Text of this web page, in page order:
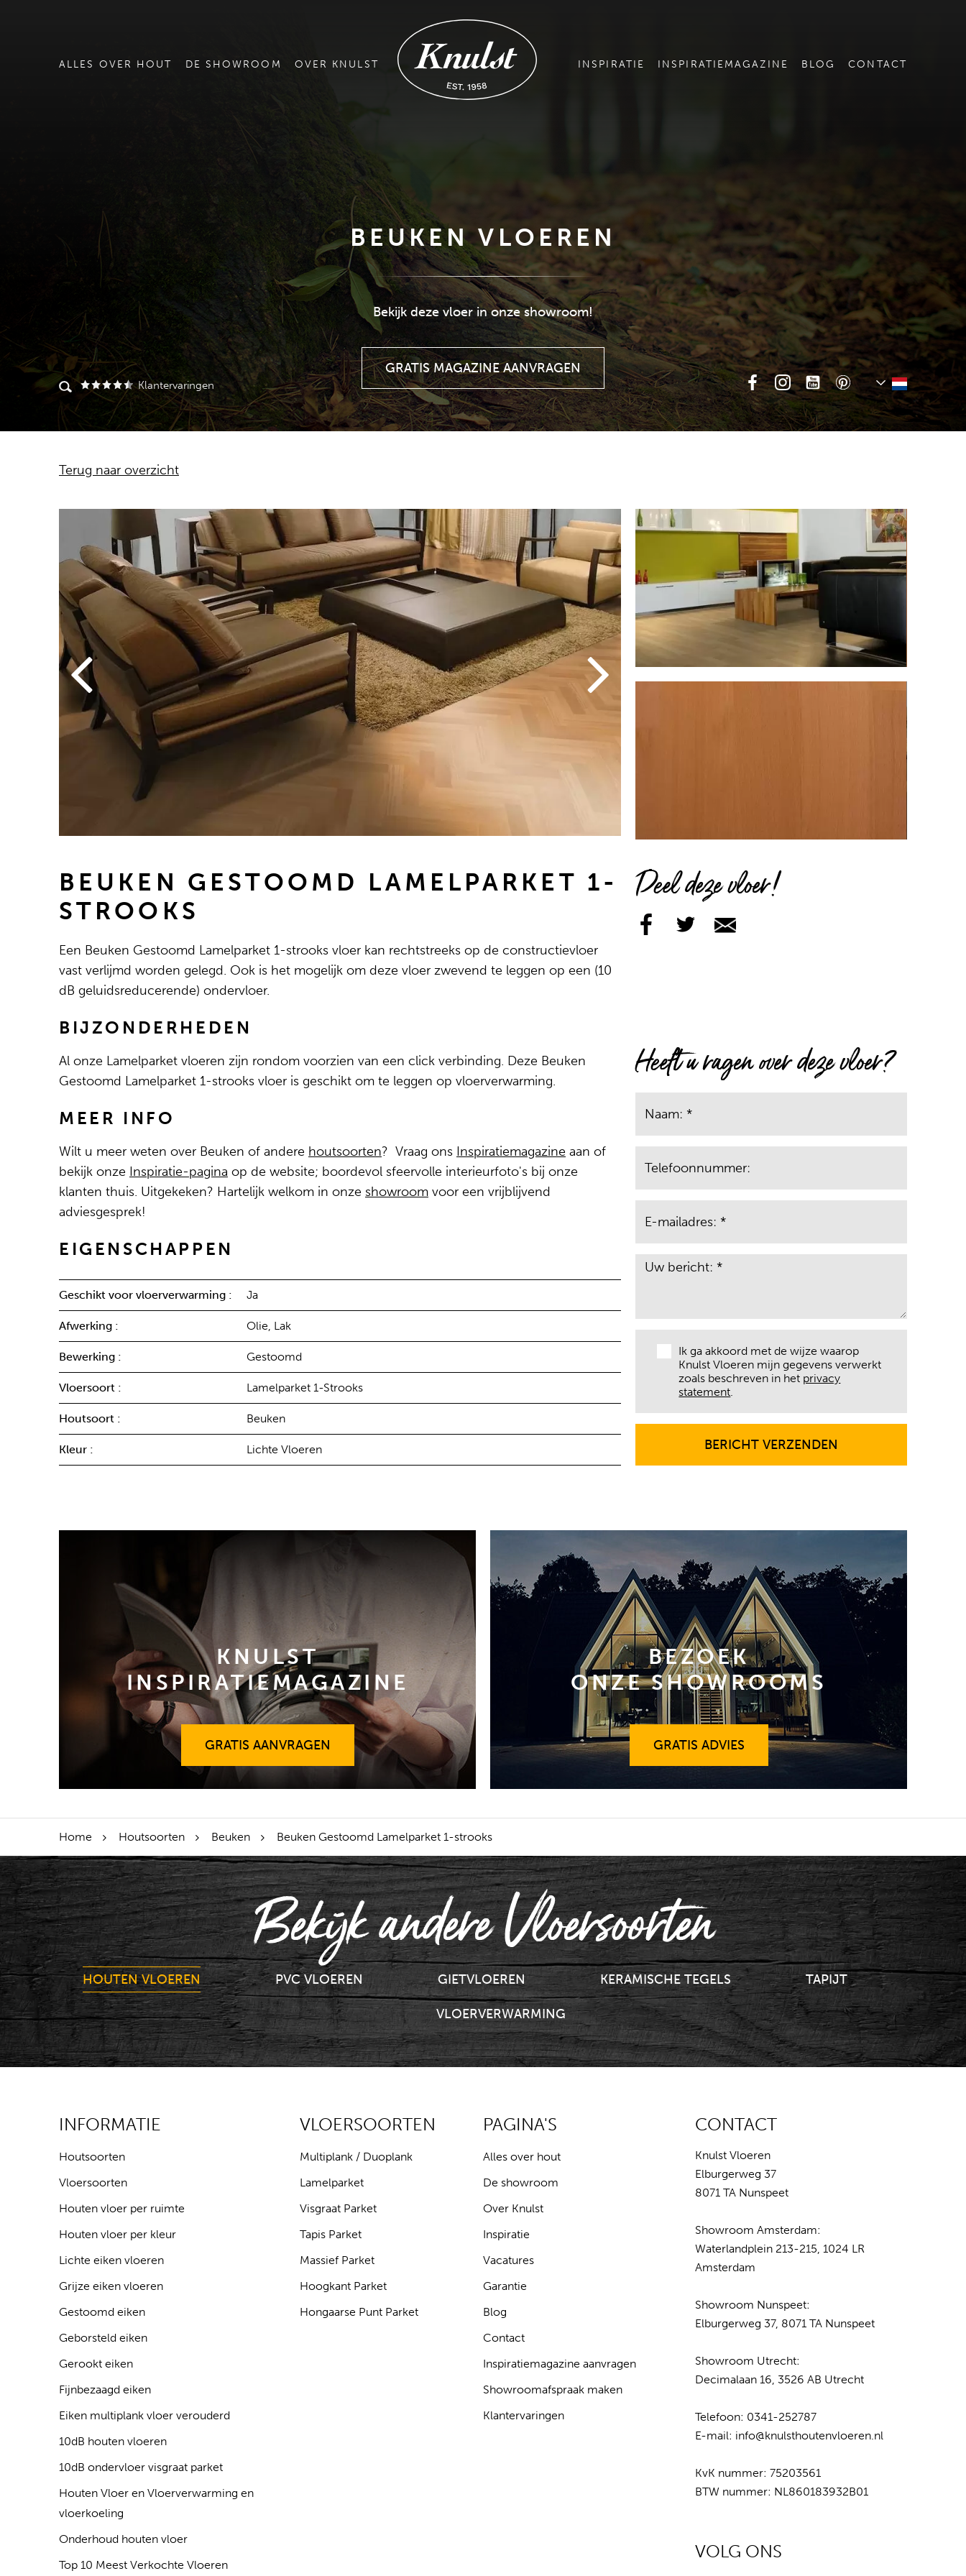
ALLES OVER HOUT DE SHOWROOM OVER KNULST INSPIRATIE INSPIRATIEMAGAZINE BLOG CONTACT
BEUKEN VLOEREN
Bekijk deze vloer in onze showroom!
GRATIS MAGAZINE AANVRAGEN
GRATIS MAGAZINE AANVRAGEN
Klantervaringen
Terug naar overzicht
BEUKEN GESTOOMD LAMELPARKET 1-
STROOKS
Een Beuken Gestoomd Lamelparket 1-strooks vloer kan rechtstreeks op de constructievloer
vast verlijmd worden gelegd. Ook is het mogelijk om deze vloer zwevend te leggen op een (10
dB geluidsreducerende) ondervloer.
BIJZONDERHEDEN
Al onze Lamelparket vloeren zijn rondom voorzien van een click verbinding. Deze Beuken
Gestoomd Lamelparket 1-strooks vloer is geschikt om te leggen op vloerverwarming.
MEER INFO
Wilt u meer weten over Beuken of andere houtsoorten? Vraag ons Inspiratiemagazine aan of
bekijk onze Inspiratie-pagina op de website; boordevol sfeervolle interieurfoto's bij onze
klanten thuis. Uitgekeken? Hartelijk welkom in onze showroom voor een vrijblijvend
adviesgesprek!
EIGENSCHAPPEN
Geschikt voor vloerverwarming : Ja
Afwerking : Olie, Lak
Bewerking : Gestoomd
Vloersoort : Lamelparket 1-Strooks
Houtsoort : Beuken
Kleur : Lichte Vloeren
Deel deze vloer!
Heeft u ragen over deze vloer?
Ik ga akkoord met de wijze waarop
Knulst Vloeren mijn gegevens verwerkt
zoals beschreven in het privacy
statement.
BERICHT VERZENDEN
BERICHT VERZENDEN
KNULST
INSPIRATIEMAGAZINE
GRATIS AANVRAGEN
GRATIS AANVRAGEN
BEZOEK
ONZE SHOWROOMS
GRATIS ADVIES
GRATIS ADVIES
Home Houtsoorten Beuken Beuken Gestoomd Lamelparket 1-strooks
Bekijk andere Vloersoorten
HOUTEN VLOEREN PVC VLOEREN GIETVLOEREN KERAMISCHE TEGELS TAPIJT
VLOERVERWARMING
INFORMATIE
Houtsoorten
Vloersoorten
Houten vloer per ruimte
Houten vloer per kleur
Lichte eiken vloeren
Grijze eiken vloeren
Gestoomd eiken
Geborsteld eiken
Gerookt eiken
Fijnbezaagd eiken
Eiken multiplank vloer verouderd
10dB houten vloeren
10dB ondervloer visgraat parket
Houten Vloer en Vloerverwarming en
vloerkoeling
Onderhoud houten vloer
Top 10 Meest Verkochte Vloeren
VLOERSOORTEN
Multiplank / Duoplank
Lamelparket
Visgraat Parket
Tapis Parket
Massief Parket
Hoogkant Parket
Hongaarse Punt Parket
PAGINA'S
Alles over hout
De showroom
Over Knulst
Inspiratie
Vacatures
Garantie
Blog
Contact
Inspiratiemagazine aanvragen
Showroomafspraak maken
Klantervaringen
CONTACT
Knulst Vloeren
Elburgerweg 37
8071 TA Nunspeet
Showroom Amsterdam:
Waterlandplein 213-215, 1024 LR
Amsterdam
Showroom Nunspeet:
Elburgerweg 37, 8071 TA Nunspeet
Showroom Utrecht:
Decimalaan 16, 3526 AB Utrecht
Telefoon: 0341-252787
E-mail: info@knulsthoutenvloeren.nl
KvK nummer: 75203561
BTW nummer: NL860183932B01
VOLG ONS